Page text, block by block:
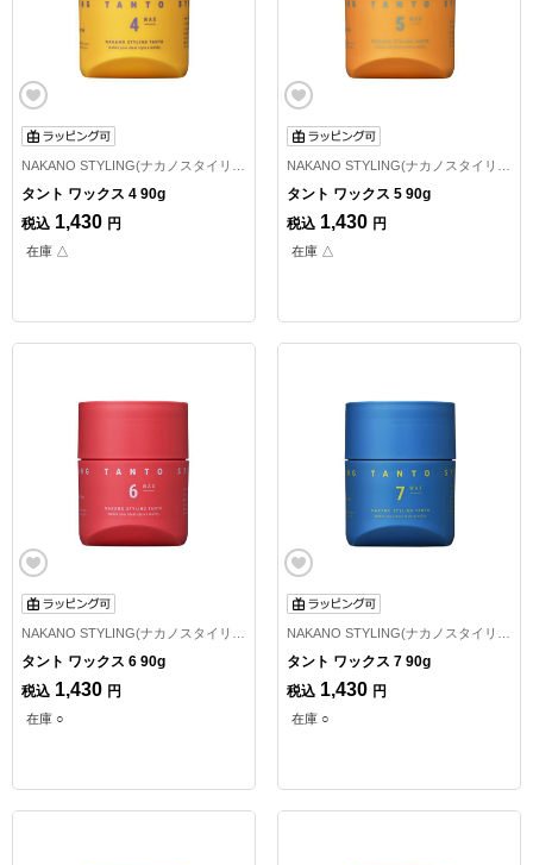
タント ワックス 4 90g
税込 1,430 円
在庫 △
タント ワックス 5 90g
税込 1,430 円
在庫 △
タント ワックス 6 90g
税込 1,430 円
在庫 ○
タント ワックス 7 90g
税込 1,430 円
在庫 ○